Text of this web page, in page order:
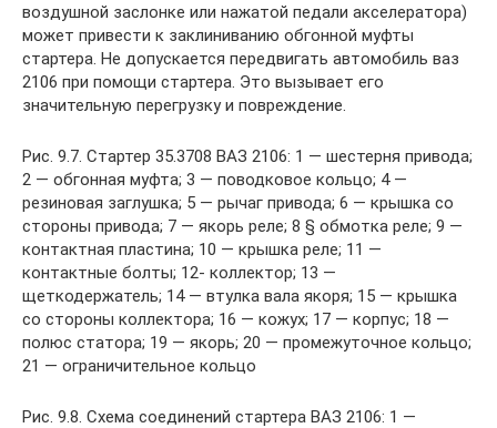
воздушной заслонке или нажатой педали акселератора)
может привести к заклиниванию обгонной муфты
стартера. Не допускается передвигать автомобиль ваз
2106 при помощи стартера. Это вызывает его
значительную перегрузку и повреждение.
Рис. 9.7. Стартер 35.3708 ВАЗ 2106: 1 — шестерня привода;
2 — обгонная муфта; 3 — поводковое кольцо; 4 —
резиновая заглушка; 5 — рычаг привода; 6 — крышка со
стороны привода; 7 — якорь реле; 8 § обмотка реле; 9 —
контактная пластина; 10 — крышка реле; 11 —
контактные болты; 12- коллектор; 13 —
щеткодержатель; 14 — втулка вала якоря; 15 — крышка
со стороны коллектора; 16 — кожух; 17 — корпус; 18 —
полюс статора; 19 — якорь; 20 — промежуточное кольцо;
21 — ограничительное кольцо
Рис. 9.8. Схема соединений стартера ВАЗ 2106: 1 —